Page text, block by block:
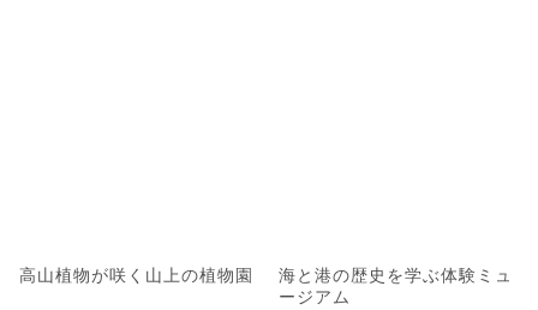
高山植物が咲く山上の植物園
海と港の歴史を学ぶ体験ミュ
ージアム